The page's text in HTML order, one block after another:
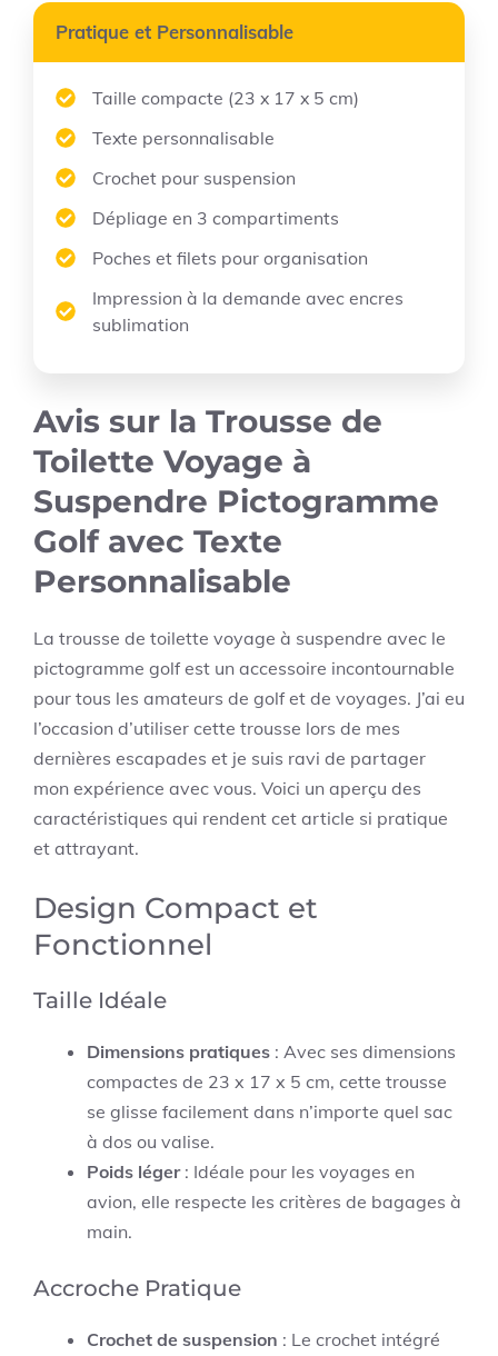
Pratique et Personnalisable
Taille compacte (23 x 17 x 5 cm)
Texte personnalisable
Crochet pour suspension
Dépliage en 3 compartiments
Poches et filets pour organisation
Impression à la demande avec encres
sublimation
Avis sur la Trousse de
Toilette Voyage à
Suspendre Pictogramme
Golf avec Texte
Personnalisable
La trousse de toilette voyage à suspendre avec le
pictogramme golf est un accessoire incontournable
pour tous les amateurs de golf et de voyages. J’ai eu
l’occasion d’utiliser cette trousse lors de mes
dernières escapades et je suis ravi de partager
mon expérience avec vous. Voici un aperçu des
caractéristiques qui rendent cet article si pratique
et attrayant.
Design Compact et
Fonctionnel
Taille Idéale
Dimensions pratiques : Avec ses dimensions
compactes de 23 x 17 x 5 cm, cette trousse
se glisse facilement dans n’importe quel sac
à dos ou valise.
Poids léger: Idéale pour les voyages en
avion, elle respecte les critères de bagages à
main.
Accroche Pratique
Crochet de suspension : Le crochet intégré